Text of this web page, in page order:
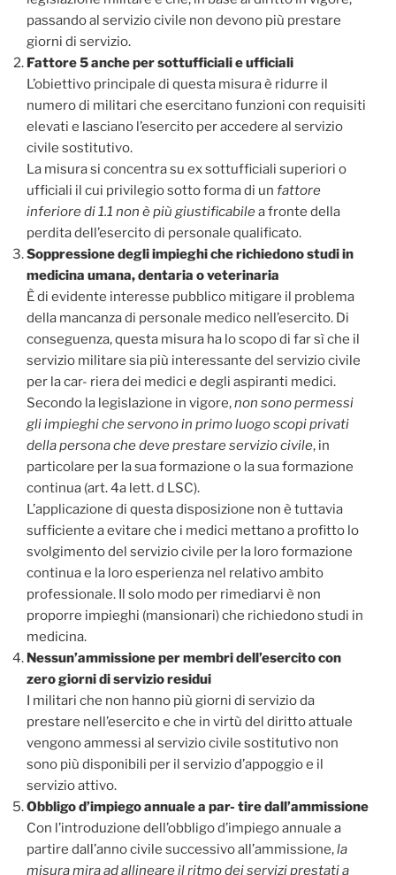
passando al servizio civile non devono più prestare
giorni di servizio.
Fattore 5 anche per sottufficiali e ufficiali
L’obiettivo principale di questa misura è ridurre il
numero di militari che esercitano funzioni con requisiti
elevati e lasciano l’esercito per accedere al servizio
civile sostitutivo.
La misura si concentra su ex sottufficiali superiori o
ufficiali il cui privilegio sotto forma di un fattore
inferiore di 1.1 non è più giustificabilea fronte della
perdita dell’esercito di personale qualificato.
Soppressione degli impieghi che richiedono studi in
medicina umana, dentaria o veterinaria
È di evidente interesse pubblico mitigare il problema
della mancanza di personale medico nell’esercito. Di
conseguenza, questa misura ha lo scopo di far sì che il
servizio militare sia più interessante del servizio civile
per la car- riera dei medici e degli aspiranti medici.
Secondo la legislazione in vigore,non sono permessi
gli impieghi che servono in primo luogo scopi privati
della persona che deve prestare servizio civile, in
particolare per la sua formazione o la sua formazione
continua (art. 4a lett. d LSC).
L’applicazione di questa disposizione non è tuttavia
sufficiente a evitare che i medici mettano a profitto lo
svolgimento del servizio civile per la loro formazione
continua e la loro esperienza nel relativo ambito
professionale. Il solo modo per rimediarvi è non
proporre impieghi (mansionari) che richiedono studi in
medicina.
Nessun’ammissione per membri dell’esercito con
zero giorni di servizio residui
I militari che non hanno più giorni di servizio da
prestare nell’esercito e che in virtù del diritto attuale
vengono ammessi al servizio civile sostitutivo non
sono più disponibili per il servizio d’appoggio e il
servizio attivo.
Obbligo d’impiego annuale a par- tire dall’ammissione
Con l’introduzione dell’obbligo d’impiego annuale a
partire dall’anno civile successivo all’ammissione,la
misura mira ad allineare il ritmo dei servizi prestati a